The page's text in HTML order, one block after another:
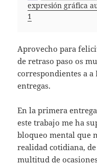
expresión gráfica
1
Aprovecho para
de retraso paso os
correspondientes a a
entregas.
En la primera
este trabajo me ha
bloqueo mental que
realidad cotidiana,
multitud de